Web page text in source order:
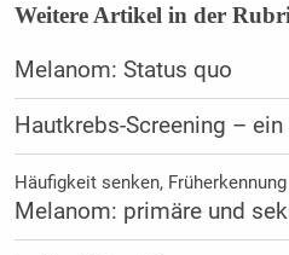
Weitere Artikel in der
Melanom: Status quo
Hautkrebs-Screening –
Häufigkeit senken,
Melanom: primäre und